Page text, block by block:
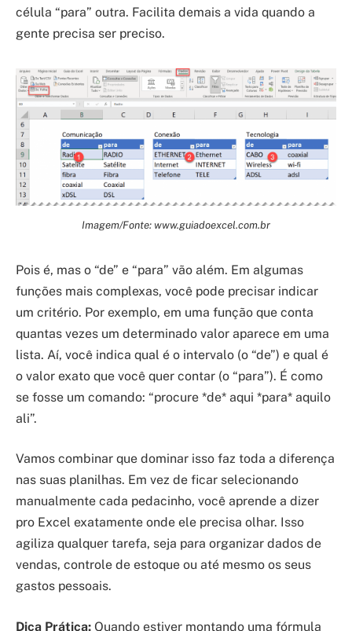
célula “para” outra. Facilita demais a vida quando a
gente precisa ser preciso.
Imagem/Fonte: www.guiadoexcel.com.br
Pois é, mas o “de” e “para” vão além. Em algumas
funções mais complexas, você pode precisar indicar
um critério. Por exemplo, em uma função que conta
quantas vezes um determinado valor aparece em uma
lista. Aí, você indica qual é o intervalo (o “de”) e qual é
o valor exato que você quer contar (o “para”). É como
se fosse um comando: “procure *de* aqui *para* aquilo
ali”.
Vamos combinar que dominar isso faz toda a diferença
nas suas planilhas. Em vez de ficar selecionando
manualmente cada pedacinho, você aprende a dizer
pro Excel exatamente onde ele precisa olhar. Isso
agiliza qualquer tarefa, seja para organizar dados de
vendas, controle de estoque ou até mesmo os seus
gastos pessoais.
Dica Prática: Quando estiver montando uma fórmula